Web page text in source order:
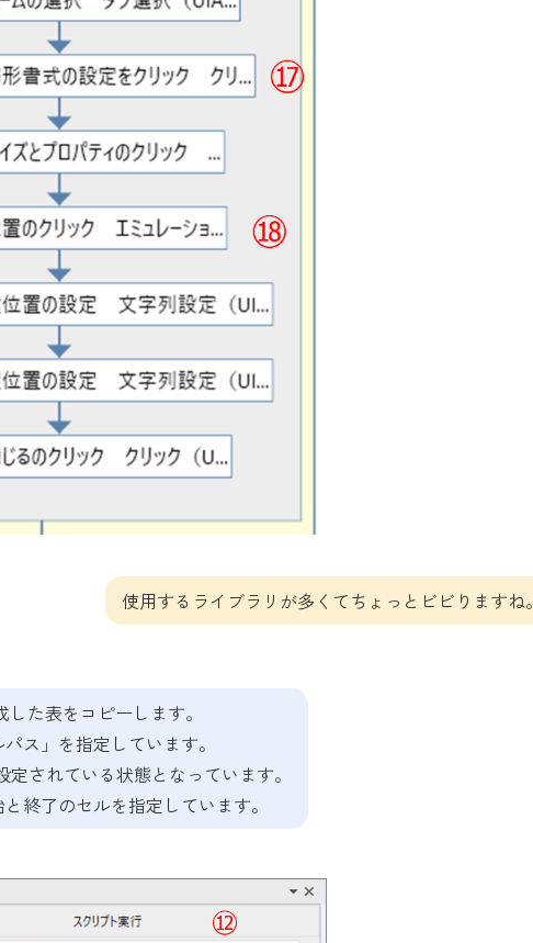
使用するライブラリが多くてちょっとビビりますね。
た表をコピーします。
ス」を指定しています。
されている状態となっています。
終了のセルを指定しています。